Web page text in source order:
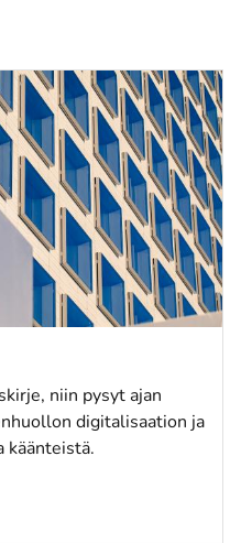
niin pysyt ajan
digitalisaation ja
käänteistä.